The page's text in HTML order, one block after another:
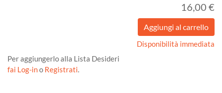
16,00 €
Disponibilità immediata
Per aggiungerlo alla Lista Desideri
fai Log-ino Registrati.